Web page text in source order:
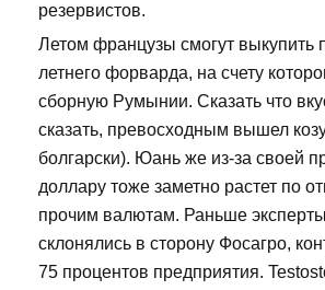
резервистов.
Летом французы смогут выкупить
летнего форварда, на счету
сборную Румынии. Сказать что
сказать, превосходным вышел
болгарски). Юань же из-за своей
доллару тоже заметно растет по
прочим валютам. Раньше
склонялись в сторону Фосагро,
75 процентов предприятия.